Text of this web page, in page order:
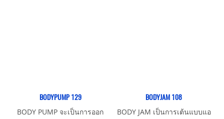
BODYPUMP 129
BODY PUMP จะเป็นการออก
BODYJAM 108
BODY JAM เป็นการเต้นแบบแอ